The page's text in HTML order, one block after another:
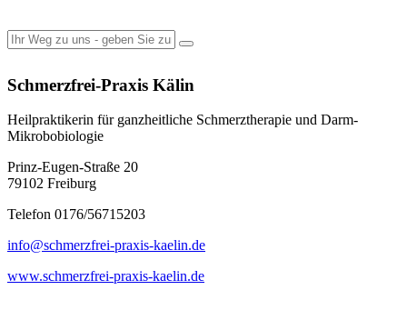
Schmerzfrei-Praxis Kälin
Heilpraktikerin für ganzheitliche Schmerztherapie und Darm-
Mikrobobiologie
Prinz-Eugen-Straße 20
79102 Freiburg
Telefon 0176/56715203
info@schmerzfrei-praxis-kaelin.de
www.schmerzfrei-praxis-kaelin.de